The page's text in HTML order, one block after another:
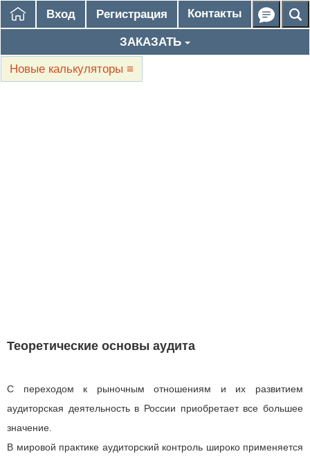
Вход Регистрация Контакты
ЗАКАЗАТЬ
Новые калькуляторы ≡
Теоретические основы аудита
С переходом к рыночным отношениям и их развитием
аудиторская деятельность в России приобретает все большее
значение.
В мировой практике аудиторский контроль широко применяется